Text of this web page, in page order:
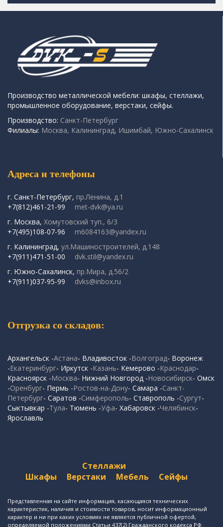
Производство металлической мебели: шкафы, стеллажи,
промышленное оборудование, верстаки, сейфы.
Производство: Санкт-Петербург
Филиалы: Москва, Калининград, Ишимбай, Южно-Сахалинск
Адреса и телефоны
г. Санкт-Петербург, пр.Ленина, д.1
+7(812)461-21-99
met-dvk@ya.ru
г. Москва, Хомутовский туп., 6/3
+7(495)108-07-96
m6084163@yandex.ru
г. Калининград, ул.Машиностроителей, д.148
+7(911)471-51-00
dvk.stil@yandex.ru
г. Южно-Сахалинск, пр.Мира, д.56/2
+7(911)037-95-99
dvks@inbox.ru
Отгрузка со складов:
Архангельск -Астана- Владивосток -Волгоград- Воронеж
-Екатеринбург- Иркутск -Казань- Кемерово -Краснодар-
Красноярск -Москва- Нижний Новгород -Новосибирск- Омск
-Оренбург- Пермь -Ростов-на-Дону- Самара -Санкт-
Петербург- Саратов -Симферополь- Ставрополь -Сургут-
Сыктывкар -Тула- Тюмень -Уфа- Хабаровск -Челябинск-
Ярославль
Стеллажи
Шкафы
Верстаки Мебель Сейфы
Представленная на сайте информация, касающаяся технических
характеристик, наличия и стоимости товаров, носит информационный
характер и ни при каких условиях не является публичной офертой,
определяемой положениями Статьи 437(2) Гражданского кодекса РФ.